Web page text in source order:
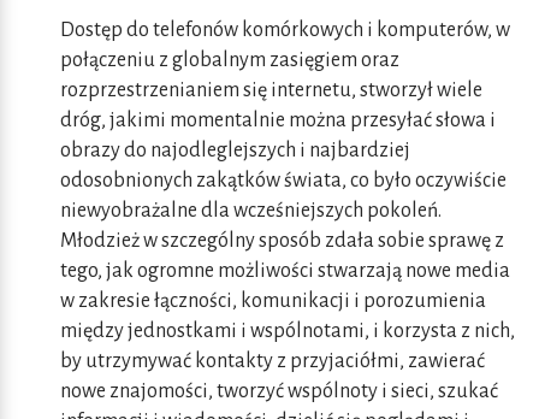
Dostęp do telefonów komórkowych i komputerów, w
połączeniu z globalnym zasięgiem oraz
rozprzestrzenianiem się internetu, stworzył wiele
dróg, jakimi momentalnie można przesyłać słowa i
obrazy do najodleglejszych i najbardziej
odosobnionych zakątków świata, co było oczywiście
niewyobrażalne dla wcześniejszych pokoleń.
Młodzież w szczególny sposób zdała sobie sprawę z
tego, jak ogromne możliwości stwarzają nowe media
w zakresie łączności, komunikacji i porozumienia
między jednostkami i wspólnotami, i korzysta z nich,
by utrzymywać kontakty z przyjaciółmi, zawierać
nowe znajomości, tworzyć wspólnoty i sieci, szukać